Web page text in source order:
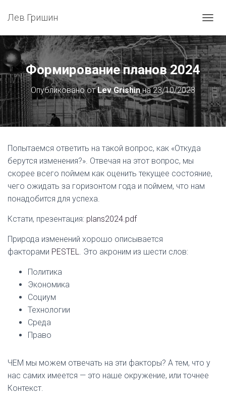
Лев Гришин
Е
Р
Е
К
Л
Ю
Ч
И
Т
Ь
А
Формирование планов 2024
Опубликовано отLev Grishinна23/10/2023
Попытаемся ответить на такой вопрос, как «Откуда
берутся изменения?». Отвечая на этот вопрос, мы
скорее всего поймем как оценить текущее состояние,
чего ожидать за горизонтом года и поймем, что нам
понадобится для успеха.
Кстати, презентация: plans2024.pdf
Природа изменений хорошо описывается
факторами PESTEL. Это акроним из шести слов:
Политика
Экономика
Социум
Технологии
Среда
Право
ЧЕМ мы можем отвечать на эти факторы? А тем, что у
нас самих имеется — это наше окружение, или точнее
Контекст.